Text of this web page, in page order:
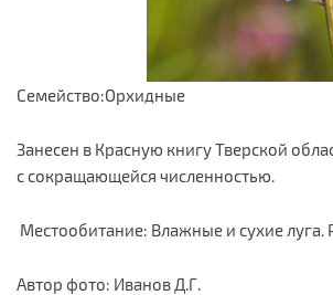
Семейство:Орхидные
Занесен в Красную книгу Тверской
с сокращающейся численностью.
Местообитание: Влажные и сухие луга.
Автор фото: Иванов Д.Г.